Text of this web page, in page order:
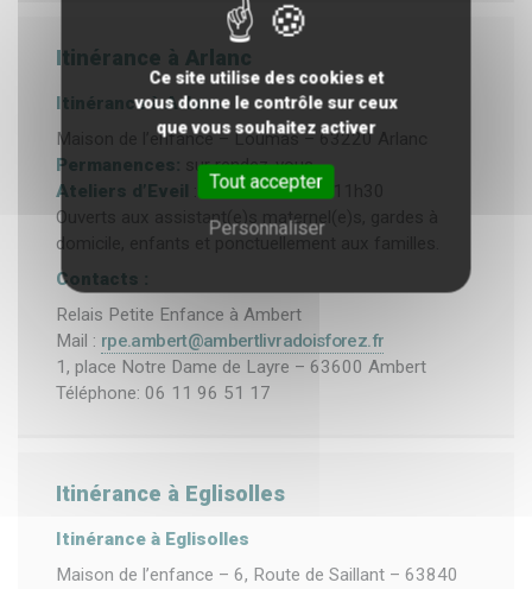
Itinérance à Arlanc
Itinérance à Arlanc
Maison de l’enfance – Loumas – 63220 Arlanc
Permanences:
sur rendez-vous
Ateliers d’Eveil : Jeudi de 9h30 à 11h30
Ouverts aux assistant(e)s maternel(e)s, gardes à
domicile, enfants et ponctuellement aux familles.
Contacts :
Relais Petite Enfance à Ambert
Mail : rpe.ambert@ambertlivradoisforez.fr
1, place Notre Dame de Layre – 63600 Ambert
Téléphone: 06 11 96 51 17
Itinérance à Eglisolles
Itinérance à Eglisolles
Maison de l’enfance – 6, Route de Saillant – 63840
Ce site utilise des cookies et
vous donne le contrôle sur ceux
que vous souhaitez activer
Tout accepter
Personnaliser